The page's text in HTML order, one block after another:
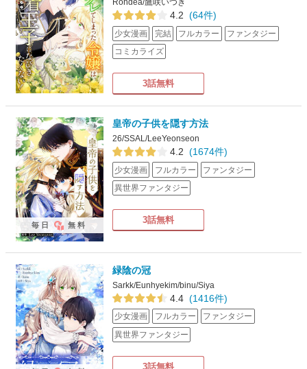
Rohdea/鷹咲いつき
4.2 (64件)
少女漫画 完結 フルカラー
ファンタジー
コミカライズ
3話無料
皇帝の子供を隠す方法
26/SSAL/LeeYeonseon
4.2 (1674件)
少女漫画 フルカラー
ファンタジー
異世界ファンタジー
3話無料
毎日 無料
緑陰の冠
Sarkk/Eunhyekim/binu/Siya
4.4 (1416件)
少女漫画 フルカラー
ファンタジー
異世界ファンタジー
3話無料